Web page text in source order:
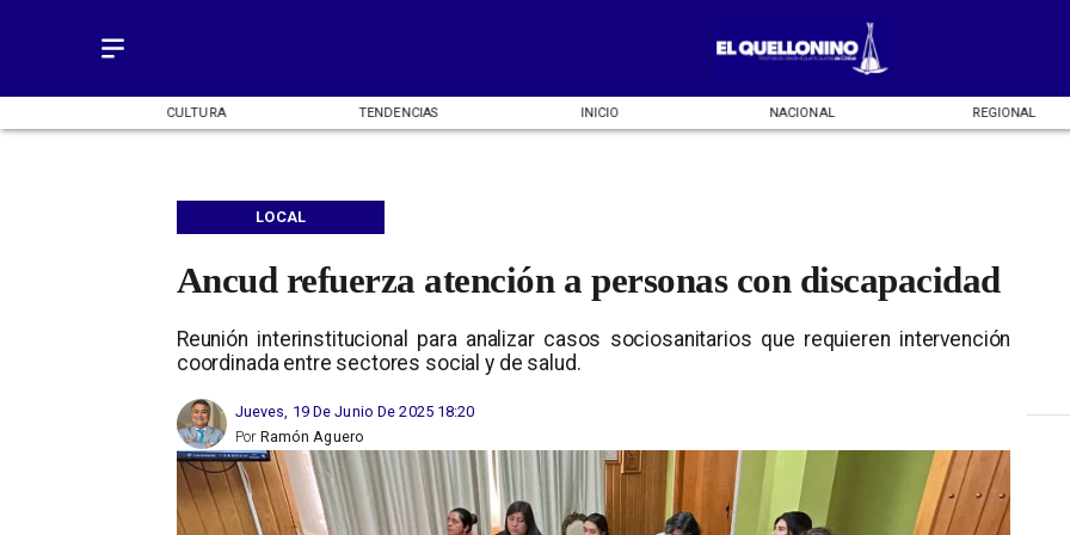
CULTURA TENDENCIAS INICIO NACIONAL REGIONAL
Ancud refuerza atención a personas con discapacidad
Reunión interinstitucional para analizar casos sociosanitarios que requieren intervención
coordinada entre sectores social y de salud.
LOCAL
Jueves, 19 De Junio De 2025 18:20
Ramón Aguero
Por